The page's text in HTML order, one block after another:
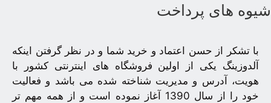
شیوه های پرداخت
با تشکر از حسن اعتماد و خرید شما و در نظر گرفتن اینکه
آلدوزینگ یکی از اولین فروشگاه های اینترنتی کشور با
هویت، آدرس و مدیریت شناخته شده می باشد و فعالیت
خود را از سال 1390 آغاز نموده است و از همه مهم تر